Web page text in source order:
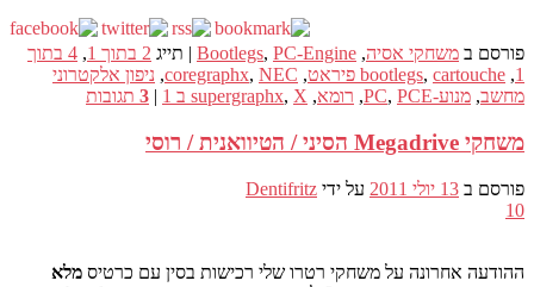
פורסם ב משחקי אסיה,
Bootlegs, PC-Engine
| תייג 2 בתוך 1 ,
4 בתוך
1
,
bootlegs, cartouche פיראט ,
coregraphx, NEC
, ניפון אלקטרוני
מחשב, מנוע-PC , PCE
, רומא,
supergraphx, X ב 1 |
3 תגובות
משחקי Megadrive הסיני / הטיוואנית / רוסי
פורסם ב 13 יולי 2011 על ידי Dentifritz
10
ההודעה אחרונה על משחקי רטרו שלי רכישות בסין עם כרטיס מלא